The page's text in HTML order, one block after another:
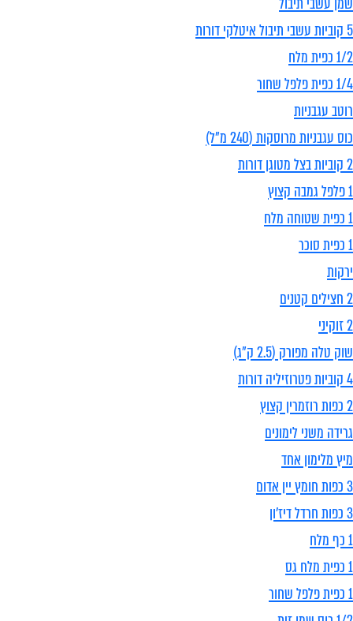
5 קוביות עשבי תיבול איטלקי דורות
1/2 כפית מלח
1/4 כפית פלפל שחור
רוטב עגבניות
כוס עגבניות מרוסקות (240 מ"ל)
2 קוביות בצל מטוגן דורות
1 פלפל גמבה קצוץ
1 כפית שטוחה מלח
1 כפית סוכר
ירקות
2 חצילים קטנים
2 זוקיני
שוק טלה מפורק (2.5 ק"ג)
4 קוביות פטרוזיליה דורות
2 כפות רוזמרין קצוץ
גרידה משני לימונים
מיץ מלימון אחד
3 כפות חומץ יין אדום
3 כפות חרדל דיז'ון
1 כף מלח
1 כפית מלח גס
1 כפית פלפל שחור